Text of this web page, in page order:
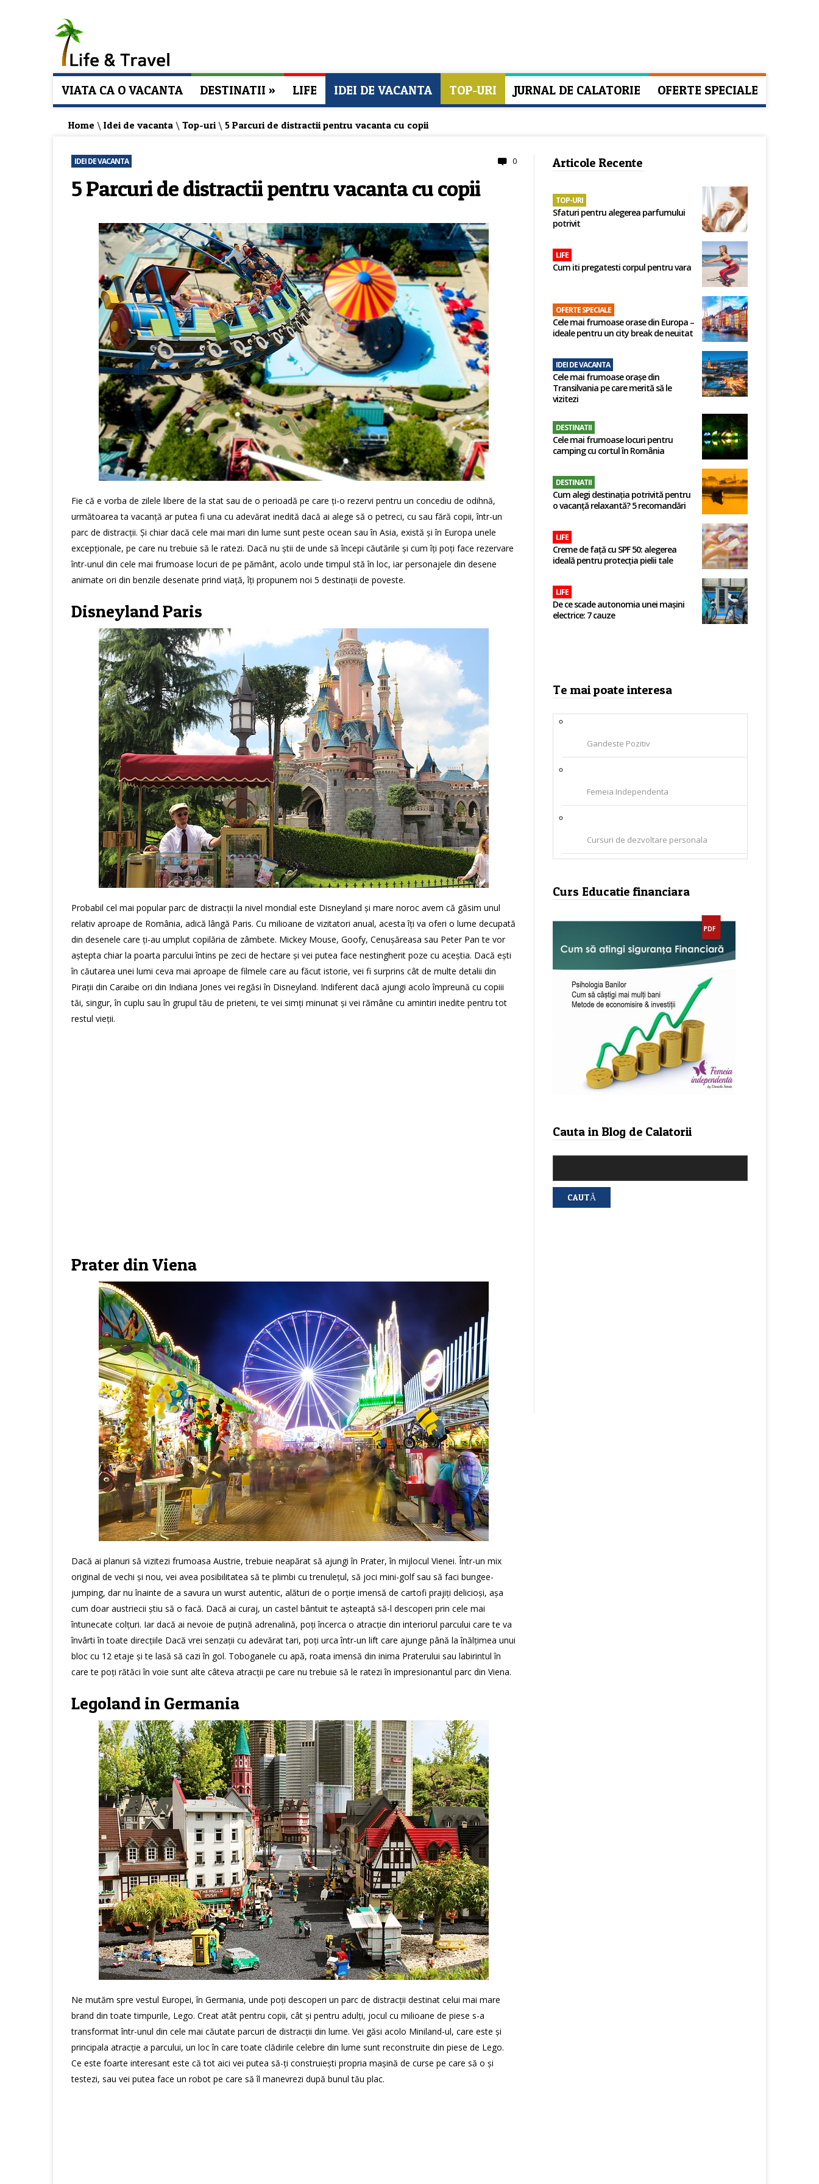
VIATA CA O VACANTA DESTINATII » LIFE IDEI DE VACANTA TOP-URI JURNAL DE CALATORIE OFERTE SPECIALE
Home \ Idei de vacanta \ Top-uri \ 5 Parcuri de distractii pentru vacanta cu copii
IDEI DE VACANTA 0
5 Parcuri de distractii pentru vacanta cu copii
Fie că e vorba de zilele libere de la stat sau de o perioadă pe care ți-o rezervi pentru un concediu de odihnă,
următoarea ta vacanță ar putea fi una cu adevărat inedită dacă ai alege să o petreci, cu sau fără copii, într-un
parc de distracții. Și chiar dacă cele mai mari din lume sunt peste ocean sau în Asia, există și în Europa unele
excepționale, pe care nu trebuie să le ratezi. Dacă nu știi de unde să începi căutările și cum îți poți face rezervare
într-unul din cele mai frumoase locuri de pe pământ, acolo unde timpul stă în loc, iar personajele din desene
animate ori din benzile desenate prind viață, îți propunem noi 5 destinații de poveste.
Disneyland Paris
Probabil cel mai popular parc de distracții la nivel mondial este Disneyland și mare noroc avem că găsim unul
relativ aproape de România, adică lângă Paris. Cu milioane de vizitatori anual, acesta îți va oferi o lume decupată
din desenele care ți-au umplut copilăria de zâmbete. Mickey Mouse, Goofy, Cenușăreasa sau Peter Pan te vor
aștepta chiar la poarta parcului întins pe zeci de hectare și vei putea face nestingherit poze cu aceștia. Dacă ești
în căutarea unei lumi ceva mai aproape de filmele care au făcut istorie, vei fi surprins cât de multe detalii din
Pirații din Caraibe ori din Indiana Jones vei regăsi în Disneyland. Indiferent dacă ajungi acolo împreună cu copiii
tăi, singur, în cuplu sau în grupul tău de prieteni, te vei simți minunat și vei rămâne cu amintiri inedite pentru tot
restul vieții.
Prater din Viena
Dacă ai planuri să vizitezi frumoasa Austrie, trebuie neapărat să ajungi în Prater, în mijlocul Vienei. Într-un mix
original de vechi și nou, vei avea posibilitatea să te plimbi cu trenulețul, să joci mini-golf sau să faci bungee-
jumping, dar nu înainte de a savura un wurst autentic, alături de o porție imensă de cartofi prajiți delicioși, așa
cum doar austriecii știu să o facă. Dacă ai curaj, un castel bântuit te așteaptă să-l descoperi prin cele mai
întunecate colțuri. Iar dacă ai nevoie de puțină adrenalină, poți încerca o atracție din interiorul parcului care te va
învârti în toate direcțiile Dacă vrei senzații cu adevărat tari, poți urca într-un lift care ajunge până la înălțimea unui
bloc cu 12 etaje și te lasă să cazi în gol. Toboganele cu apă, roata imensă din inima Praterului sau labirintul în
care te poți rătăci în voie sunt alte câteva atracții pe care nu trebuie să le ratezi în impresionantul parc din Viena.
Legoland in Germania
Ne mutăm spre vestul Europei, în Germania, unde poți descoperi un parc de distracții destinat celui mai mare
brand din toate timpurile, Lego. Creat atât pentru copii, cât și pentru adulți, jocul cu milioane de piese s-a
transformat într-unul din cele mai căutate parcuri de distracții din lume. Vei găsi acolo Miniland-ul, care este și
principala atracție a parcului, un loc în care toate clădirile celebre din lume sunt reconstruite din piese de Lego.
Ce este foarte interesant este că tot aici vei putea să-ți construiești propria mașină de curse pe care să o și
testezi, sau vei putea face un robot pe care să îl manevrezi după bunul tău plac.
Articole Recente
TOP-URI
Sfaturi pentru alegerea parfumului
potrivit
LIFE
Cum iti pregatesti corpul pentru vara
OFERTE SPECIALE
Cele mai frumoase orase din Europa –
ideale pentru un city break de neuitat
IDEI DE VACANTA
Cele mai frumoase orașe din
Transilvania pe care merită să le
vizitezi
DESTINATII
Cele mai frumoase locuri pentru
camping cu cortul în România
DESTINATII
Cum alegi destinația potrivită pentru
o vacanță relaxantă? 5 recomandări
LIFE
Creme de față cu SPF 50: alegerea
ideală pentru protecția pielii tale
LIFE
De ce scade autonomia unei mașini
electrice: 7 cauze
Te mai poate interesa
Gandeste Pozitiv
Femeia Independenta
Cursuri de dezvoltare personala
Curs Educatie financiara
Cauta in Blog de Calatorii